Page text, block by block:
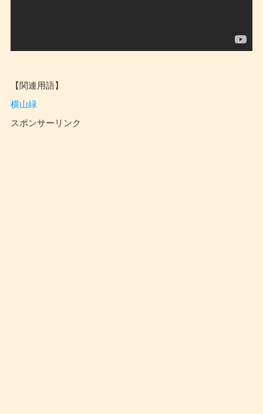
【関連用語】
横山緑
スポンサーリンク